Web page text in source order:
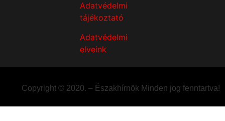
Adatvédelmi
tájékoztató
Adatvédelmi
elveink
Copyright © 2020. – Északhírnök Minden jog fenntartva!